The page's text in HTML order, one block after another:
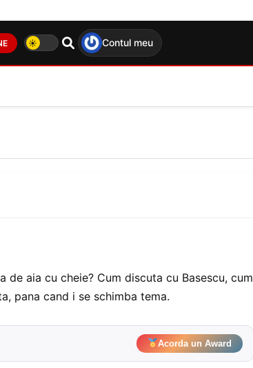
Contul meu
aia cu cheie? Cum discuta cu Basescu, cum
pana cand i se schimba tema.
Acorda un Award